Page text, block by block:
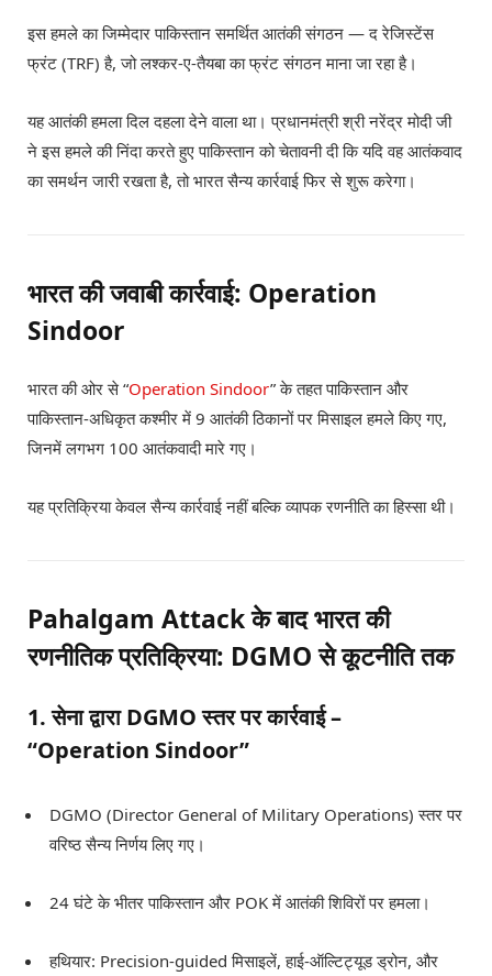
इस हमले का जिम्मेदार पाकिस्तान समर्थित आतंकी संगठन — द रेजिस्टेंस
फ्रंट (TRF) है, जो लश्कर-ए-तैयबा का फ्रंट संगठन माना जा रहा है।
यह आतंकी हमला दिल दहला देने वाला था। प्रधानमंत्री श्री नरेंद्र मोदी जी
ने इस हमले की निंदा करते हुए पाकिस्तान को चेतावनी दी कि यदि वह आतंकवाद
का समर्थन जारी रखता है, तो भारत सैन्य कार्रवाई फिर से शुरू करेगा।
भारत की जवाबी कार्रवाई: Operation
Sindoor
भारत की ओर से “Operation Sindoor” के तहत पाकिस्तान और
पाकिस्तान-अधिकृत कश्मीर में 9 आतंकी ठिकानों पर मिसाइल हमले किए गए,
जिनमें लगभग 100 आतंकवादी मारे गए।
यह प्रतिक्रिया केवल सैन्य कार्रवाई नहीं बल्कि व्यापक रणनीति का हिस्सा थी।
Pahalgam Attack के बाद भारत की
रणनीतिक प्रतिक्रिया: DGMO से कूटनीति तक
1. सेना द्वारा DGMO स्तर पर कार्रवाई –
“Operation Sindoor”
DGMO (Director General of Military Operations) स्तर पर
वरिष्ठ सैन्य निर्णय लिए गए।
24 घंटे के भीतर पाकिस्तान और POK में आतंकी शिविरों पर हमला।
हथियार: Precision-guided मिसाइलें, हाई-ऑल्टिट्यूड ड्रोन, और